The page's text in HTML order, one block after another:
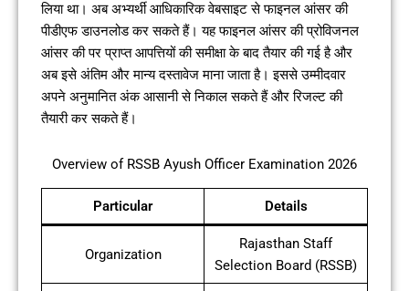
लिया था। अब अभ्यर्थी आधिकारिक वेबसाइट से फाइनल आंसर की
पीडीएफ डाउनलोड कर सकते हैं। यह फाइनल आंसर की प्रोविजनल
आंसर की पर प्राप्त आपत्तियों की समीक्षा के बाद तैयार की गई है और
अब इसे अंतिम और मान्य दस्तावेज माना जाता है। इससे उम्मीदवार
अपने अनुमानित अंक आसानी से निकाल सकते हैं और रिजल्ट की
तैयारी कर सकते हैं।
Overview of RSSB Ayush Officer Examination 2026
Particular Details
Organization
Rajasthan Staff
Selection Board (RSSB)